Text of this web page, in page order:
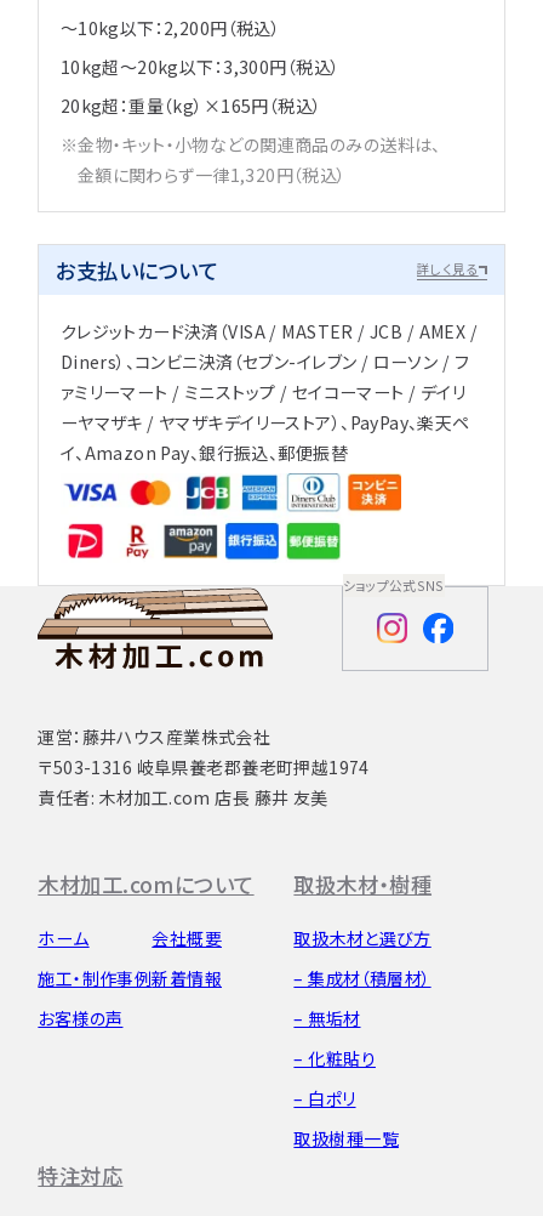
～10kg以下：2,200円（税込）
10kg超～20kg以下：3,300円（税込）
20kg超：重量（kg）×165円（税込）
金物・キット・小物などの関連商品のみの送料は、
金額に関わらず一律1,320円（税込）
お支払いについて 詳しく見る
クレジットカード決済（VISA / MASTER / JCB / AMEX /
Diners）、コンビニ決済（セブン-イレブン / ローソン / フ
ァミリーマート / ミニストップ / セイコーマート / デイリ
ーヤマザキ / ヤマザキデイリーストア）、PayPay、楽天ペ
イ、Amazon Pay、銀行振込、郵便振替
運営：藤井ハウス産業株式会社
〒503-1316 岐阜県養老郡養老町押越1974
責任者: 木材加工.com 店長 藤井 友美
ショップ公式SNS
木材加工.comについて
ホーム
施工・制作事例
お客様の声
会社概要
新着情報
取扱木材・樹種
取扱木材と選び方
– 集成材（積層材）
– 無垢材
– 化粧貼り
– 白ポリ
取扱樹種一覧
特注対応